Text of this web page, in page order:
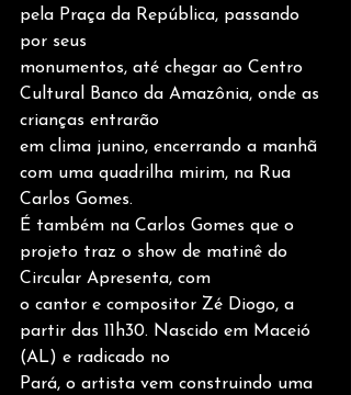
pela Praça da República, passando
por seus
monumentos, até chegar ao Centro
Cultural Banco da Amazônia, onde as
crianças entrarão
em clima junino, encerrando a manhã
com uma quadrilha mirim, na Rua
Carlos Gomes.
É também na Carlos Gomes que o
projeto traz o show de matinê do
Circular Apresenta, com
o cantor e compositor Zé Diogo, a
partir das 11h30. Nascido em Maceió
(AL) e radicado no
Pará, o artista vem construindo uma